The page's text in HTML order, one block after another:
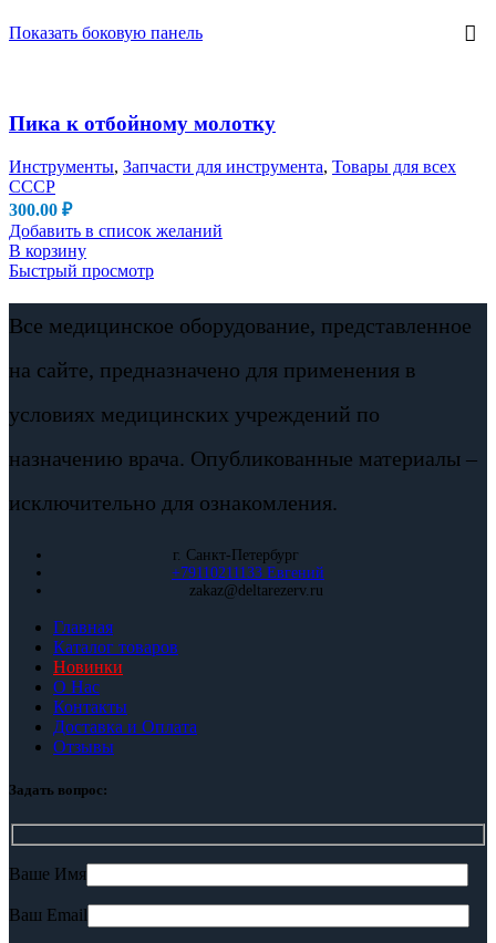
Показать боковую панель
Пика к отбойному молотку
Инструменты, Запчасти для инструмента, Товары для всех
СССР
300.00 ₽
Добавить в список желаний
В корзину
Быстрый просмотр
Все медицинское оборудование, представленное
на сайте, предназначено для применения в
условиях медицинских учреждений по
назначению врача. Опубликованные материалы –
исключительно для ознакомления.
г. Санкт-Петербург
+79110211133 Евгений
zakaz@deltarezerv.ru
Главная
Каталог товаров
Новинки
О Нас
Контакты
Доставка и Оплата
Отзывы
Задать вопрос:
Ваше Имя
Ваш Email